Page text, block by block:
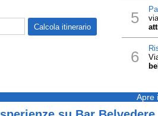
5
6
Apre